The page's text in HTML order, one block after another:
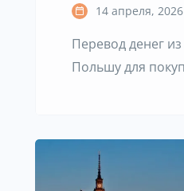
14 апреля, 2026
Перевод денег
Польшу для
этап сделки, от
напрямую
банка. Если вы